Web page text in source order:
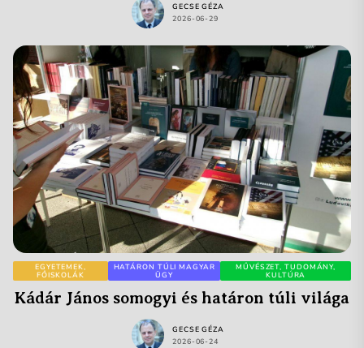
GECSE GÉZA
2026-06-29
EGYETEMEK,
FŐISKOLÁK
HATÁRON TÚLI MAGYAR
ÜGY
MŰVÉSZET, TUDOMÁNY,
KULTÚRA
Kádár János somogyi és határon túli világa
GECSE GÉZA
2026-06-24